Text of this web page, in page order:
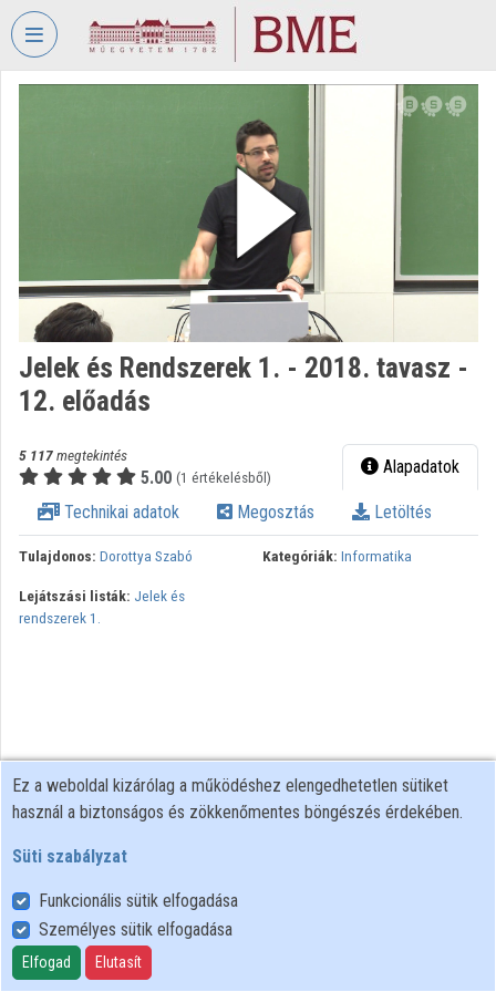
Fejléc kihagyása Menü kihagyása Tartalom kihagyása
Intézményi kezdőlap
Intézményi felfedezés
Kategóriák
Intézmények
Közreműködők
Jelek és Rendszerek 1. - 2018. tavasz -
12. előadás
5 117megtekintés
5.00 (1 értékelésből) Alapadatok
Technikai adatok Megosztás Letöltés
Tulajdonos: Dorottya Szabó Kategóriák: Informatika
Lejátszási listák: Jelek és
rendszerek 1.
Felhasználói szabályzat
Adatkezelési tájékoztató
Süti szabályzat
Ez a weboldal kizárólag a működéshez elengedhetetlen sütiket
használ a biztonságos és zökkenőmentes böngészés érdekében.
Süti szabályzat
Funkcionális sütik elfogadása
Személyes sütik elfogadása
Elfogad Elutasít